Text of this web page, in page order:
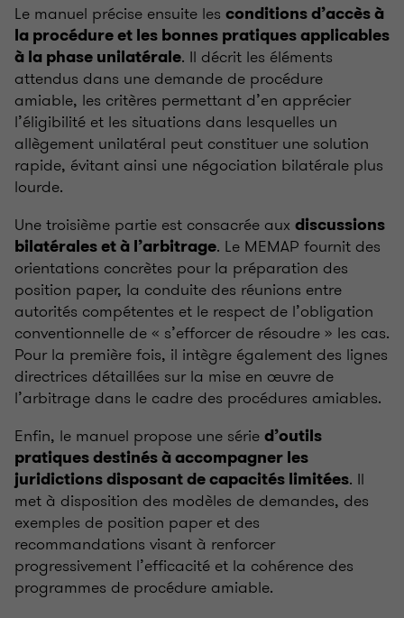
Le manuel précise ensuite les conditions d’accès à
la procédure et les bonnes pratiques applicables
à la phase unilatérale. Il décrit les éléments
attendus dans une demande de procédure
amiable, les critères permettant d’en apprécier
l’éligibilité et les situations dans lesquelles un
allègement unilatéral peut constituer une solution
rapide, évitant ainsi une négociation bilatérale plus
lourde.
Une troisième partie est consacrée aux discussions
bilatérales et à l’arbitrage. Le MEMAP fournit des
orientations concrètes pour la préparation des
position paper, la conduite des réunions entre
autorités compétentes et le respect de l’obligation
conventionnelle de « s’efforcer de résoudre» les cas.
Pour la première fois, il intègre également des lignes
directrices détaillées sur la mise en œuvre de
l’arbitrage dans le cadre des procédures amiables.
Enfin, le manuel propose une série d’outils
pratiques destinés à accompagner les
juridictions disposant de capacités limitées. Il
met à disposition des modèles de demandes, des
exemples de position paper et des
recommandations visant à renforcer
progressivement l’efficacité et la cohérence des
programmes de procédure amiable.